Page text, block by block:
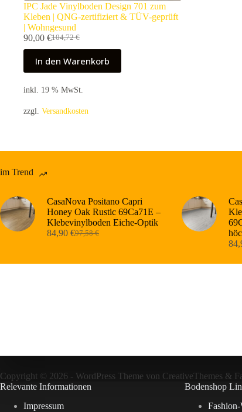
IPC Jade Vinylboden Design 701 zum
Kleben | QNG-zertifiziert & TÜV-geprüft
| Wohngesund
104,72€
Ursprünglicher
Preis
war:
104,72 €
90,00 €Aktueller
Preis
ist:
90,00 €.
In den Warenkorb
inkl. 19 % MwSt.
zzgl. Versandkosten
im Trend
CasaNova Positano Capri
Honey Oak Rustic 69Ca71E –
Klebevinylboden Eiche-Optik
97,58€
Ursprünglicher
84,90 €Aktueller
Copyright © 2026 - WordPress Theme von CreativeThemes &
Relevante Informationen
Impressum
Bodenshop